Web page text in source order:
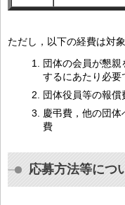
ただし，以下の経費は対
団体の会員が懇
するにあたり必要
団体役員等の報償
慶弔費，他の団
費
応募方法等につ